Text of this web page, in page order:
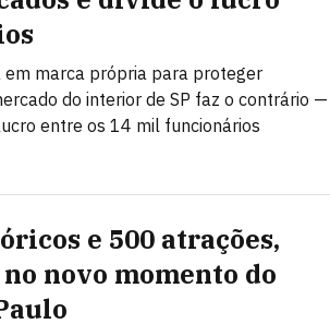
marca própria para proteger
do interior de SP faz o contrário —
entre os 14 mil funcionários
e 500 atrações,
novo momento do